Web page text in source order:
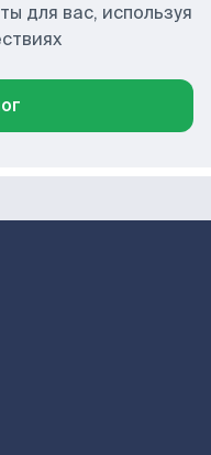
для вас, используя